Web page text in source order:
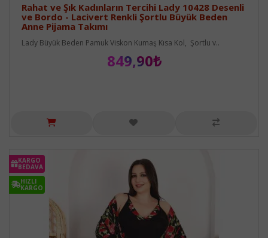
Rahat ve Şık Kadınların Tercihi Lady 10428 Desenli
ve Bordo - Lacivert Renkli Şortlu Büyük Beden
Anne Pijama Takımı
Lady Büyük Beden Pamuk Viskon Kumaş Kısa Kol, Şortlu v..
849,90₺
KARGO
BEDAVA
HIZLI
KARGO